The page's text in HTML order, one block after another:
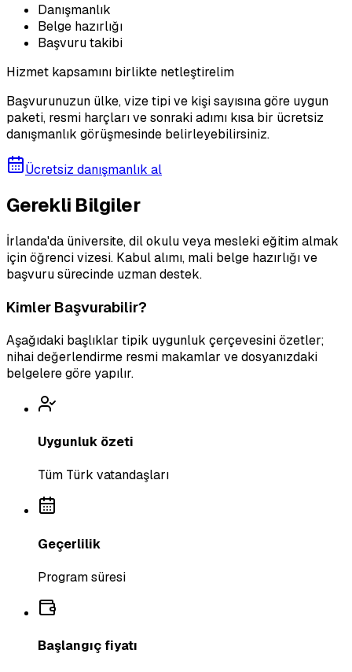
Danışmanlık
Belge hazırlığı
Başvuru takibi
Hizmet kapsamını birlikte netleştirelim
Başvurunuzun ülke, vize tipi ve kişi sayısına göre uygun
paketi, resmi harçları ve sonraki adımı kısa bir ücretsiz
danışmanlık görüşmesinde belirleyebilirsiniz.
Ücretsiz danışmanlık al
Gerekli Bilgiler
İrlanda'da üniversite, dil okulu veya mesleki eğitim almak
için öğrenci vizesi. Kabul alımı, mali belge hazırlığı ve
başvuru sürecinde uzman destek.
Kimler Başvurabilir?
Aşağıdaki başlıklar tipik uygunluk çerçevesini özetler;
nihai değerlendirme resmi makamlar ve dosyanızdaki
belgelere göre yapılır.
Uygunluk özeti
Tüm Türk vatandaşları
Geçerlilik
Program süresi
Başlangıç fiyatı